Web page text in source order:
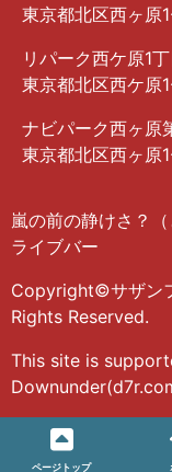
東京都北区西ヶ原
リパーク西ケ原1丁
東京都北区西ケ原
ナビパーク西ヶ原
東京都北区西ヶ原
嵐の前の静けさ？
ライブバー
Copyright©サザン
Rights Reserved.
This site is